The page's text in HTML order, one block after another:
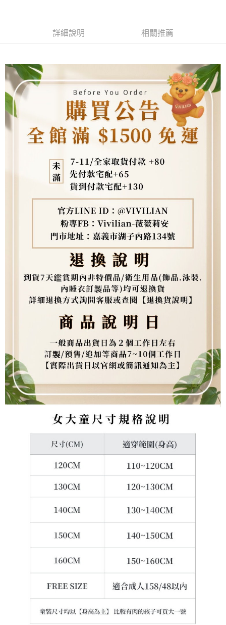
【注意事項】
1.本服務係由「台灣大哥大股份有限公司」（以下簡稱本公司）所提供，讓
用戶於交易時，得透過本服務購買商品或服務，並由商店將買賣／分期付款
買賣價金債權讓與本公司後，依約使用本公司帳單繳交帳款。
2.基於同意付款使用「大哥付你分期」之契約關係目的，商店將以您的個人
資料（包含姓名、電話或地址）提供予台灣大哥大進項蒐集、處理及利用，
由本公司與您本人進行分期帳單所需資料之確認、核對及更正。
3.完整用戶服務條款，請詳閱以下連結： https://oppay.tw/userRule
【「AFTEE先享後付」結帳流程】
１．於結帳方式選擇「AFTEE先享後付」後，將跳轉至「AFTEE先享後付」
３．收到繳費通知簡訊後14天內，點擊此簡訊中的連結，可透過四大超商／
ATM／網路銀行／等多元方式進行付款，方視為交易完成。
※ 請注意：結帳手續完成當下不需立刻繳費，但若您需要取消訂單，請聯絡
購買商品的店家。未經商家同意取消之訂單仍視為有效，需透過AFTEE先享
後付繳納相關費用。
※ 交易是否成功請以「AFTEE先享後付 」之結帳頁面顯示為準，若有關於
是否繳費成功／繳費後需取消欲退款等相關疑問，請聯繫「AFTEE先享後付
客戶支援中心」https://netprotections.freshdesk.com/support/home
１．透過由恩沛科技股份有限公司提供之「AFTEE先享後付」服務完成之交
易，需依本服務之必要範圍內提供個人資料，並將交易相關給付款項請求債
權轉讓予恩沛科技股份有限公司。
２．關於個人資料處理事宜，請瀏覽以下網址：
「AFTEE先享後付」，若未經同意申辦者引起之損失，本公司不負相關責
時審查核予不同之上限額度；若仍有額度不足之情形，本公司將視審查結果
請求用戶進行身份認證。
５．嚴禁一人註冊多個帳號或使用他人資訊註冊。若發現惡意使用之情形，
恩沛科技股份有限公司將有權停止該用戶之使用額度並採取法律行動。
7-11取貨付款
每筆NT$80，滿NT$1,500(含以上)免運費
先付款宅配到府
每筆NT$65，滿NT$1,500(含以上)免運費
貨到付款
每筆NT$130，滿NT$1,500(含以上)免運費
詳細說明 相關推薦